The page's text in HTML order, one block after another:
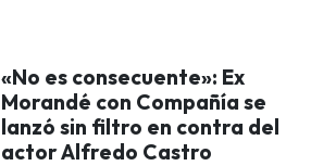
«No es consecuente»: Ex
Morandé con Compañía se
lanzó sin filtro en contra del
actor Alfredo Castro